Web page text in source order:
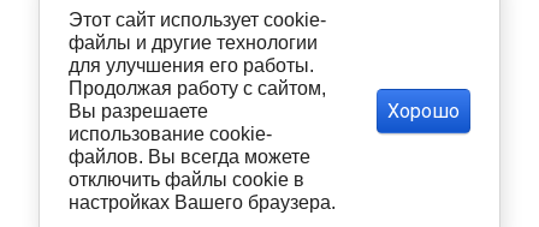
Этот сайт использует cookie-
файлы и другие технологии
для улучшения его работы.
Продолжая работу с сайтом,
Вы разрешаете
использование cookie-
файлов. Вы всегда можете
отключить файлы cookie в
настройках Вашего браузера.
Хорошо